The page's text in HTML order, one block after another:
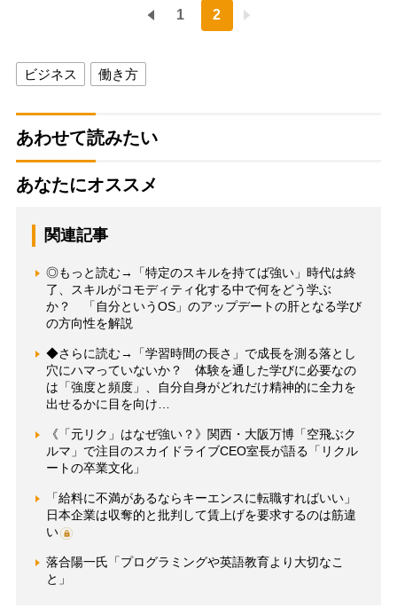
1 2
ビジネス 働き方
あわせて読みたい
あなたにオススメ
関連記事
◎もっと読む→「特定のスキルを持てば強い」時代は終
了、スキルがコモディティ化する中で何をどう学ぶ
か？ 「自分というOS」のアップデートの肝となる学び
の方向性を解説
◆さらに読む→「学習時間の長さ」で成長を測る落とし
穴にハマっていないか？ 体験を通した学びに必要なの
は「強度と頻度」、自分自身がどれだけ精神的に全力を
出せるかに目を向け…
《「元リク」はなぜ強い？》関西・大阪万博「空飛ぶク
ルマ」で注目のスカイドライブCEO室長が語る「リクル
ートの卒業文化」
「給料に不満があるならキーエンスに転職すればいい」
日本企業は収奪的と批判して賃上げを要求するのは筋違
い
落合陽一氏「プログラミングや英語教育より大切なこ
と」